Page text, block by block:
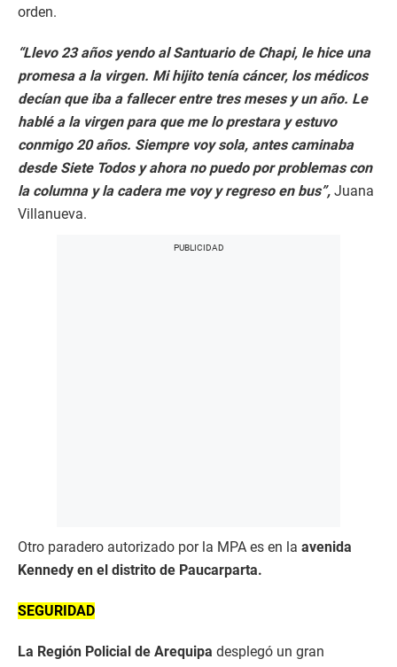
orden.
“Llevo 23 años yendo al Santuario de Chapi, le hice una
promesa a la virgen. Mi hijito tenía cáncer, los médicos
decían que iba a fallecer entre tres meses y un año. Le
hablé a la virgen para que me lo prestara y estuvo
conmigo 20 años. Siempre voy sola, antes caminaba
desde Siete Todos y ahora no puedo por problemas con
la columna y la cadera me voy y regreso en bus”, Juana
Villanueva.
Otro paradero autorizado por la MPA es en la avenida
Kennedy en el distrito de Paucarparta.
SEGURIDAD
La Región Policial de Arequipa desplegó un gran